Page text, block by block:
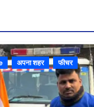
अपना शहर फीचर